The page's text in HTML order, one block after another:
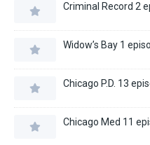
Criminal Record 2
Widow’s Bay 1
Chicago P.D. 13
Chicago Med 11